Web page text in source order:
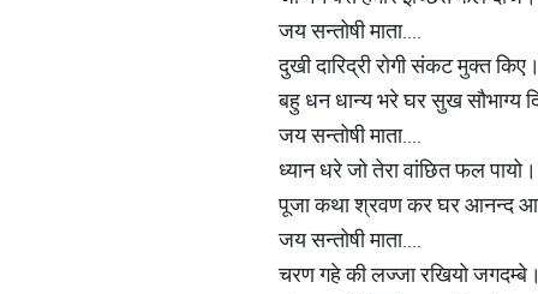
जय सन्तोषी माता....
दुखी दारिद्री रोगी संकट मुक्त किए।
बहु धन धान्य भरे घर सुख सौभाग्य
जय सन्तोषी माता....
ध्यान धरे जो तेरा वांछित फल पायो।
पूजा कथा श्रवण कर घर आनन्द
जय सन्तोषी माता....
चरण गहे की लज्जा रखियो जगदम्बे।